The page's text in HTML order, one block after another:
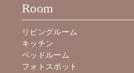
Room
リビングルーム
キッチン
ベッドルーム
フォトスポット